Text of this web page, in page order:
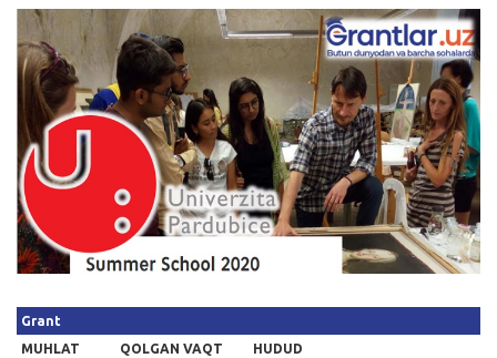
Qidirish
Kirish
Grant
MUHLAT
QOLGAN VAQT
HUDUD